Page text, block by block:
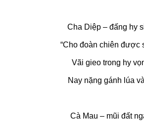
Cha Diệp – đấng hy
“Cho đoàn chiên được
Vãi gieo trong hy
Nay nặng gánh lúa
Cà Mau – mũi đất